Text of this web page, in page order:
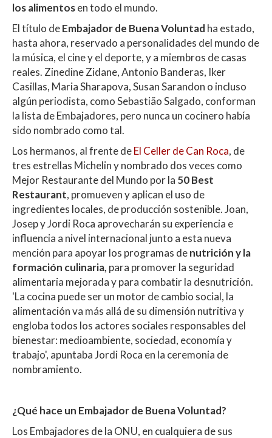
los alimentosen todo el mundo.
El título deEmbajador de Buena Voluntad ha estado,
hasta ahora, reservado a personalidades del mundo de
la música, el cine y el deporte, y a miembros de casas
reales. Zinedine Zidane, Antonio Banderas, Iker
Casillas, Maria Sharapova, Susan Sarandon o incluso
algún periodista, como Sebastião Salgado, conforman
la lista de Embajadores, pero nunca un cocinero había
sido nombrado como tal.
Los hermanos, al frente deEl Celler de Can Roca, de
tres estrellas Michelin y nombrado dos veces como
Mejor Restaurante del Mundo por la 50 Best
Restaurant, promueven y aplican el uso de
ingredientes locales, de producción sostenible. Joan,
Josep y Jordi Roca aprovecharán su experiencia e
influencia a nivel internacional junto a esta nueva
mención para apoyar los programas denutrición y la
formación culinaria, para promover la seguridad
alimentaria mejorada y para combatir la desnutrición.
'La cocina puede ser un motor de cambio social, la
alimentación va más allá de su dimensión nutritiva y
engloba todos los actores sociales responsables del
bienestar: medioambiente, sociedad, economía y
trabajo', apuntaba Jordi Roca en la ceremonia de
nombramiento.
¿Qué hace un Embajador de Buena Voluntad?
Los Embajadores de la ONU, en cualquiera de sus